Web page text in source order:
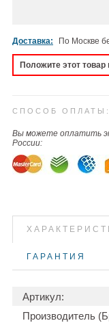
Доставка: По Москве
Положите этот товар
СПОСОБ ОПЛАТЫ:
Вы можете оплатить
России:
ГАРАНТИЯ
Артикул:
Производитель